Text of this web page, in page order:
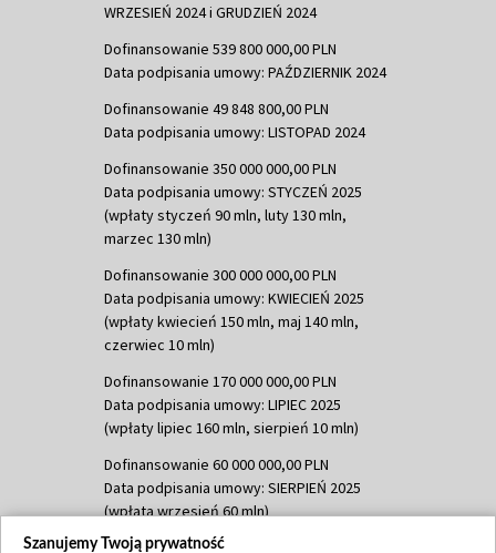
WRZESIEŃ 2024 i GRUDZIEŃ 2024
Dofinansowanie 539 800 000,00 PLN
Data podpisania umowy: PAŹDZIERNIK 2024
Dofinansowanie 49 848 800,00 PLN
Data podpisania umowy: LISTOPAD 2024
Dofinansowanie 350 000 000,00 PLN
Data podpisania umowy: STYCZEŃ 2025
(wpłaty styczeń 90 mln, luty 130 mln,
marzec 130 mln)
Dofinansowanie 300 000 000,00 PLN
Data podpisania umowy: KWIECIEŃ 2025
(wpłaty kwiecień 150 mln, maj 140 mln,
czerwiec 10 mln)
Dofinansowanie 170 000 000,00 PLN
Data podpisania umowy: LIPIEC 2025
(wpłaty lipiec 160 mln, sierpień 10 mln)
Dofinansowanie 60 000 000,00 PLN
Data podpisania umowy: SIERPIEŃ 2025
(wpłata wrzesień 60 mln)
Dofinansowanie 635 783 051,21 PLN
Szanujemy Twoją prywatność